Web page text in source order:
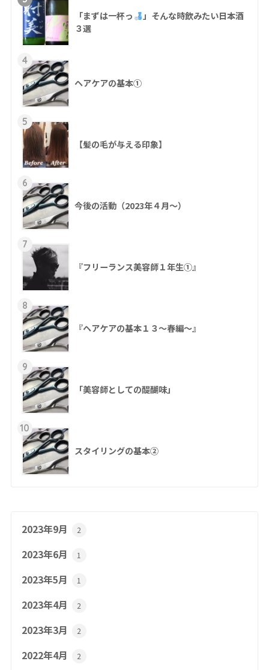
「まずは一杯っ
」そんな時飲みたい日本酒
３選
4
ヘアケアの基本①
5
【髪の毛が与える印象】
6
今後の活動（2023年４月〜）
7
『フリーランス美容師１年生①』
8
『ヘアケアの基本１３～春編～』
9
「美容師としての醍醐味」
10
スタイリングの基本②
2023年9月 2
2023年6月 1
2023年5月 1
2023年4月 2
2023年3月 2
2022年4月 2